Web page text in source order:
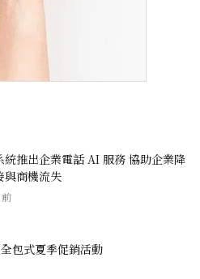
統推出企業電話 AI 服務 協助企業降
與商機流失
包式夏季促銷活動